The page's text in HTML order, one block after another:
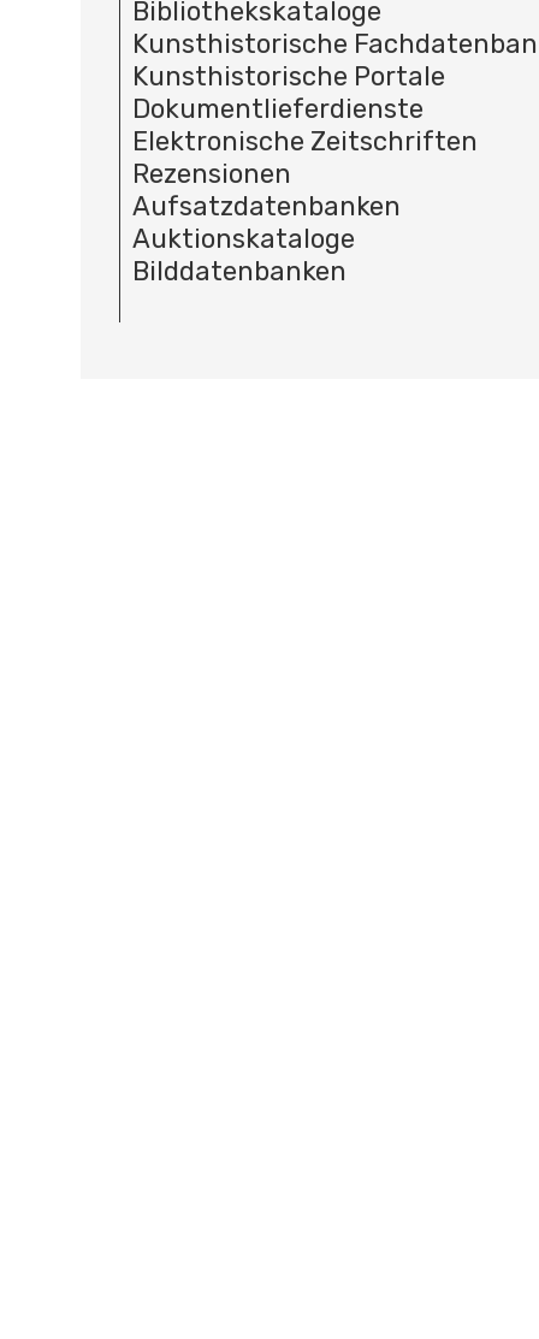
Bibliothekskataloge
Kunsthistorische
Kunsthistorische Portale
Dokumentlieferdienste
Elektronische Zeitschriften
Rezensionen
Aufsatzdatenbanken
Auktionskataloge
Bilddatenbanken